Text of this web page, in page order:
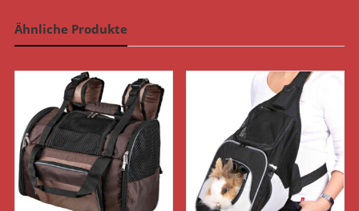
Ähnliche Produkte